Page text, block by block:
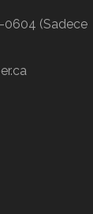
0604 (Sadece